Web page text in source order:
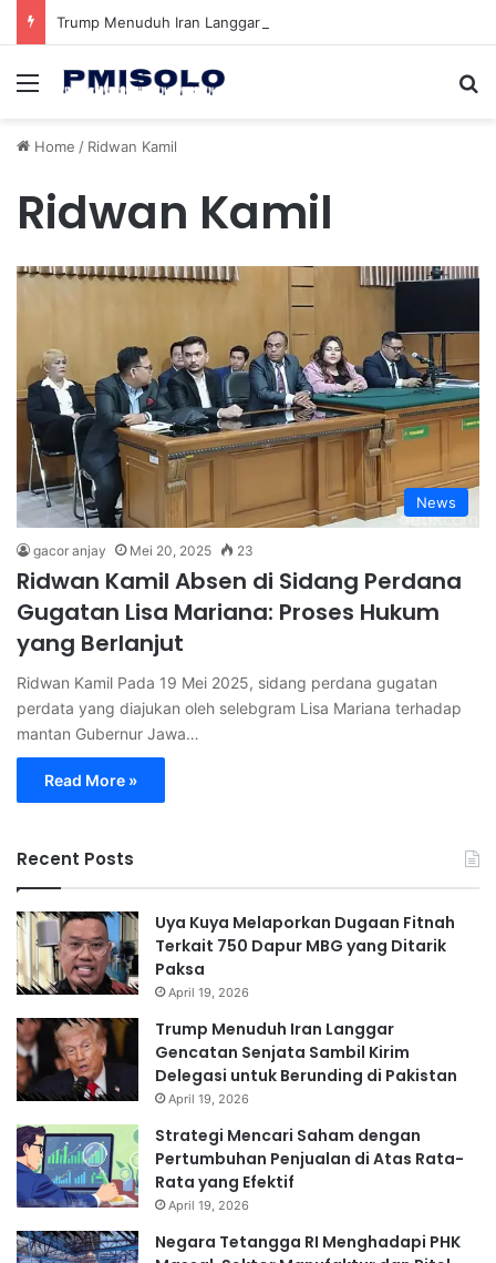
Menu
Home / Ridwan Kamil
Ridwan Kamil
News
gacor anjay Mei 20, 2025 23
Ridwan Kamil Absen di Sidang Perdana
Gugatan Lisa Mariana: Proses Hukum
yang Berlanjut
Ridwan Kamil Pada 19 Mei 2025, sidang perdana gugatan
perdata yang diajukan oleh selebgram Lisa Mariana terhadap
mantan Gubernur Jawa…
Read More »
Recent Posts
Uya Kuya Melaporkan Dugaan Fitnah
Terkait 750 Dapur MBG yang Ditarik
Paksa
April 19, 2026
Trump Menuduh Iran Langgar
Gencatan Senjata Sambil Kirim
Delegasi untuk Berunding di Pakistan
April 19, 2026
Strategi Mencari Saham dengan
Pertumbuhan Penjualan di Atas Rata-
Rata yang Efektif
April 19, 2026
Negara Tetangga RI Menghadapi PHK